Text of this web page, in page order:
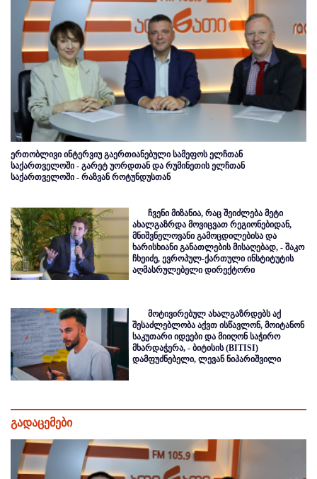
ერთობლივი ინტერვიუ გაერთიანებული სამეფოს ელჩთან
საქართველოში - გარეტ უორდთან და რუმინეთის ელჩთან
საქართველოში - რაზვან როტუნდუსთან
ჩვენი მიზანია, რაც შეიძლება მეტი
ახალგაზრდა მოვიცვათ რეგიონებიდან,
მნიშვნელოვანი გამოცდილებისა და
ხარისხიანი განათლების მისაღებად, - შაკო
ჩხეიძე, ევროპულ-ქართული ინსტიტუტის
აღმასრულებელი დირექტორი
მოტივირებულ ახალგაზრდებს აქ
შესაძლებლობა აქვთ ისწავლონ, მოიტანონ
საკუთარი იდეები და მიიღონ საჭირო
მხარდაჭერა, - ბიტისის (BITISI)
დამფუძნებელი, ლევან ნიპარიშვილი
გადაცემები